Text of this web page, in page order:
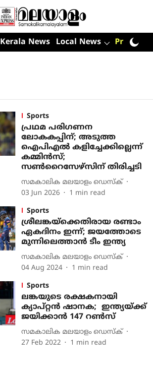
Kerala News Local News Premium
Sports
പ്രഥമ പരിഗണന
ലോകകപ്പിന്; അടുത്ത
ഐപിഎല്‍ കളിച്ചേക്കില്ലെന്ന്
കമ്മിന്‍സ്;
സണ്‍റൈസേഴ്‌സിന് തിരിച്ചടി
സമകാലിക മലയാളം ഡെസ്ക്
03 Jun 2026
1 min read
Sports
ശ്രീലങ്കയ്‌ക്കെതിരായ രണ്ടാം
ഏകദിനം ഇന്ന്; ജയത്തോടെ
മുന്നിലെത്താന്‍ ടീം ഇന്ത്യ
സമകാലിക മലയാളം ഡെസ്ക്
04 Aug 2024
1 min read
Sports
ലങ്കയുടെ രക്ഷകനായി
ക്യാപ്റ്റന്‍ ഷാനക; ഇന്ത്യയ്ക്ക്
ജയിക്കാന്‍ 147 റണ്‍സ്
സമകാലിക മലയാളം ഡെസ്ക്
27 Feb 2022
1 min read